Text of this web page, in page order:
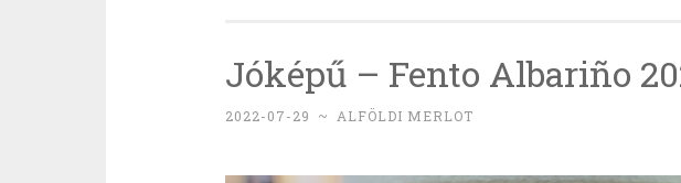
Jóképű – Fento Albariño
2022-07-29 ~ ALFÖLDI MERLOT